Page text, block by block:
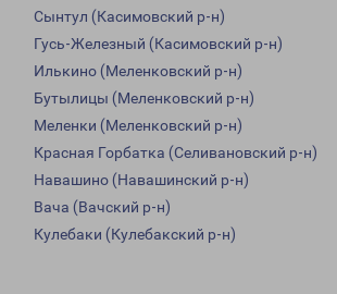
Сынтул (Касимовский р-н)
Гусь-Железный (Касимовский р-н)
Илькино (Меленковский р-н)
Бутылицы (Меленковский р-н)
Меленки (Меленковский р-н)
Красная Горбатка (Селивановский р-н)
Навашино (Навашинский р-н)
Вача (Вачский р-н)
Кулебаки (Кулебакский р-н)